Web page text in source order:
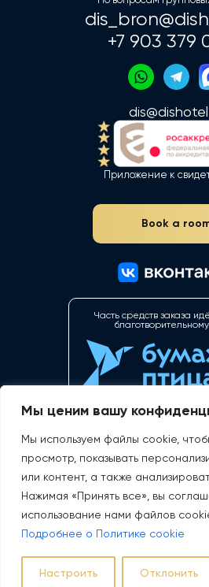
Мы ценим вашу
Мы используем файлы cookie,
просмотр, показывать
или контент, а также
Нажимая «Принять все», вы
использование нами файлов
Подробнее о Политике cookie
Настроить Отклонить
+7 903 379
Приложение к
Book a
Часть средств заказа
TIN 2130221639
OGRN
ООО “ПараДис”
Policy regarding the processing
Statistical data and
Rules for staying at the